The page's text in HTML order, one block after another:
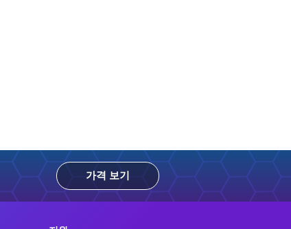
가격 보기